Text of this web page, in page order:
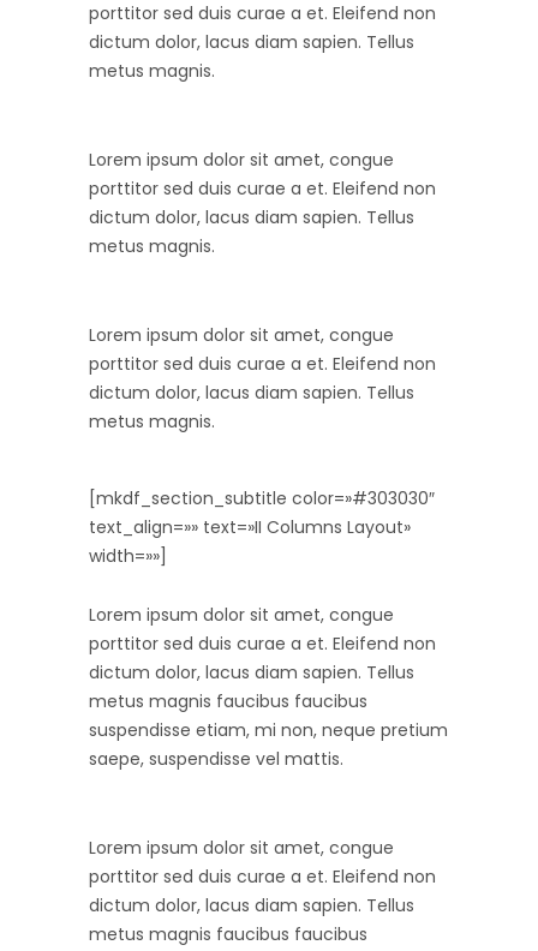
porttitor sed duis curae a et. Eleifend non
dictum dolor, lacus diam sapien. Tellus
metus magnis.
Lorem ipsum dolor sit amet, congue
porttitor sed duis curae a et. Eleifend non
dictum dolor, lacus diam sapien. Tellus
metus magnis.
Lorem ipsum dolor sit amet, congue
porttitor sed duis curae a et. Eleifend non
dictum dolor, lacus diam sapien. Tellus
metus magnis.
[mkdf_section_subtitle color=»#303030″
text_align=»» text=»II Columns Layout»
width=»»]
Lorem ipsum dolor sit amet, congue
porttitor sed duis curae a et. Eleifend non
dictum dolor, lacus diam sapien. Tellus
metus magnis faucibus faucibus
suspendisse etiam, mi non, neque pretium
saepe, suspendisse vel mattis.
Lorem ipsum dolor sit amet, congue
porttitor sed duis curae a et. Eleifend non
dictum dolor, lacus diam sapien. Tellus
metus magnis faucibus faucibus